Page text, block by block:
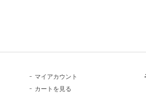
マイアカウント
カートを見る